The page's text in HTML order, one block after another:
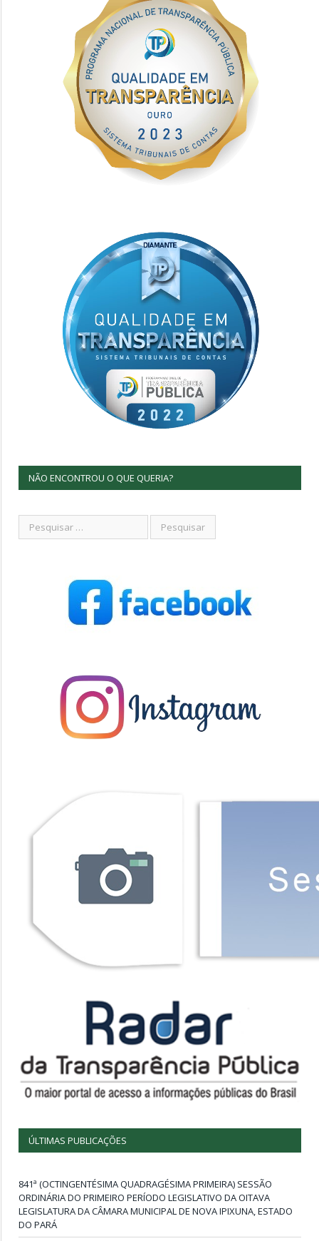
NÃO ENCONTROU O QUE QUERIA?
ÚLTIMAS PUBLICAÇÕES
841ª (OCTINGENTÉSIMA QUADRAGÉSIMA PRIMEIRA) SESSÃO
ORDINÁRIA DO PRIMEIRO PERÍODO LEGISLATIVO DA OITAVA
LEGISLATURA DA CÂMARA MUNICIPAL DE NOVA IPIXUNA, ESTADO
DO PARÁ